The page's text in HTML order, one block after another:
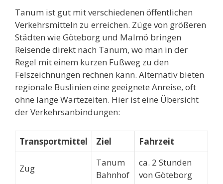
Tanum ist gut mit verschiedenen öffentlichen
Verkehrsmitteln zu erreichen. Züge von größeren
Städten wie Göteborg und Malmö bringen
Reisende direkt nach Tanum, wo man in der
Regel mit einem kurzen Fußweg zu den
Felszeichnungen rechnen kann. Alternativ bieten
regionale Buslinien eine geeignete Anreise, oft
ohne lange Wartezeiten. Hier ist eine Übersicht
der Verkehrsanbindungen:
Transportmittel Ziel Fahrzeit
Zug
Tanum
Bahnhof
ca. 2 Stunden
von Göteborg